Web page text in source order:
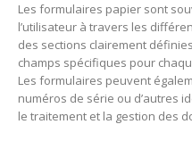
Les formulaires papier sont
l’utilisateur à travers les
des sections clairement
champs spécifiques pour
Les formulaires peuvent
numéros de série ou d’autres
le traitement et la gestion des